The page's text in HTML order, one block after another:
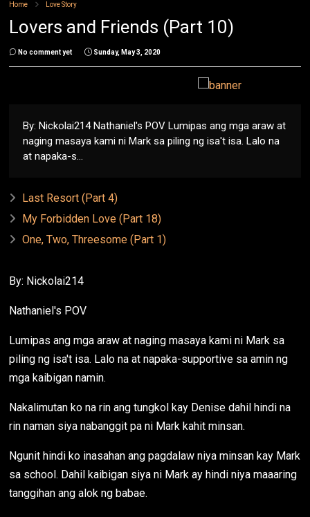
Home Love Story
Lovers and Friends (Part 10)
No comment yet Sunday, May 3, 2020
By: Nickolai214 Nathaniel's POV Lumipas ang mga araw at
naging masaya kami ni Mark sa piling ng isa't isa. Lalo na
at napaka-s...
Last Resort (Part 4)
My Forbidden Love (Part 18)
One, Two, Threesome (Part 1)
By: Nickolai214
Nathaniel's POV
Lumipas ang mga araw at naging masaya kami ni Mark sa
piling ng isa't isa. Lalo na at napaka-supportive sa amin ng
mga kaibigan namin.
Nakalimutan ko na rin ang tungkol kay Denise dahil hindi na
rin naman siya nabanggit pa ni Mark kahit minsan.
Ngunit hindi ko inasahan ang pagdalaw niya minsan kay Mark
sa school. Dahil kaibigan siya ni Mark ay hindi niya maaaring
tanggihan ang alok ng babae.